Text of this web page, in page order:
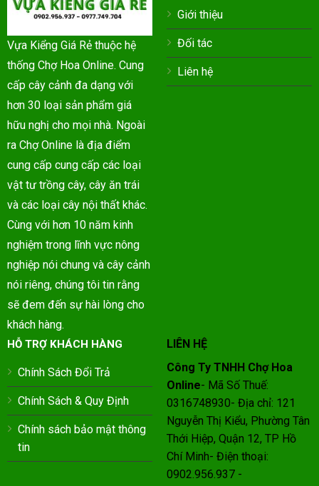
Vựa Kiểng Giá Rẻ thuộc hệ
thống Chợ Hoa Online. Cung
cấp cây cảnh đa dạng với
hơn 30 loại sản phẩm giá
hữu nghị cho mọi nhà. Ngoài
ra Chợ Online là địa điểm
cung cấp cung cấp các loại
vật tư trồng cây, cây ăn trái
và các loại cây nội thất khác.
Cùng với hơn 10 năm kinh
nghiệm trong lĩnh vực nông
nghiệp nói chung và cây cảnh
nói riêng, chúng tôi tin rằng
sẽ đem đến sự hài lòng cho
khách hàng.
Giới thiệu
Đối tác
Liên hệ
HỖ TRỢ KHÁCH HÀNG
Chính Sách Đổi Trả
Chính Sách & Quy Định
Chính sách bảo mật thông
tin
LIÊN HỆ
Công Ty TNHH Chợ Hoa
Online- Mã Số Thuế:
0316748930- Địa chỉ: 121
Nguyễn Thị Kiểu, Phường Tân
Thới Hiệp, Quận 12, TP Hồ
Chí Minh- Điện thoại:
0902.956.937 -